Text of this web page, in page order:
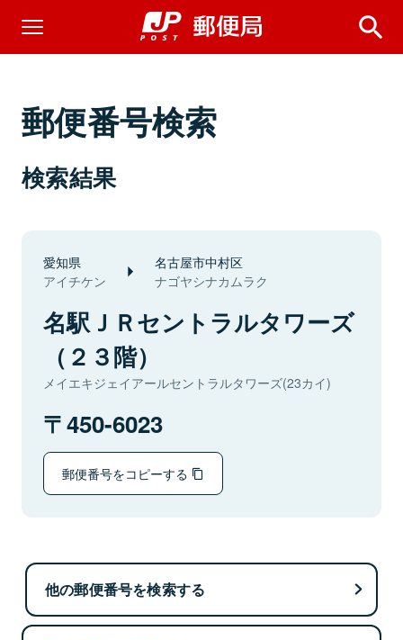
郵便番号検索
検索結果
愛知県
アイチケン
名古屋市中村区
ナゴヤシナカムラク
名駅ＪＲセントラルタワーズ
（２３階）
メイエキジェイアールセントラルタワーズ(23カイ)
450-6023
郵便番号をコピーする
他の郵便番号を検索する